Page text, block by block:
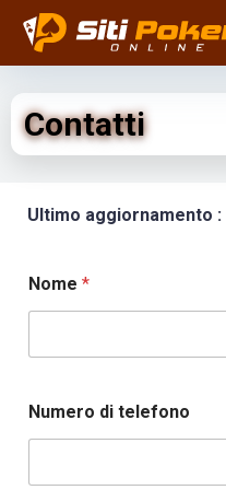
Contatti
Ultimo aggiornamento :
Nome *
e
l
f
Numero di telefono